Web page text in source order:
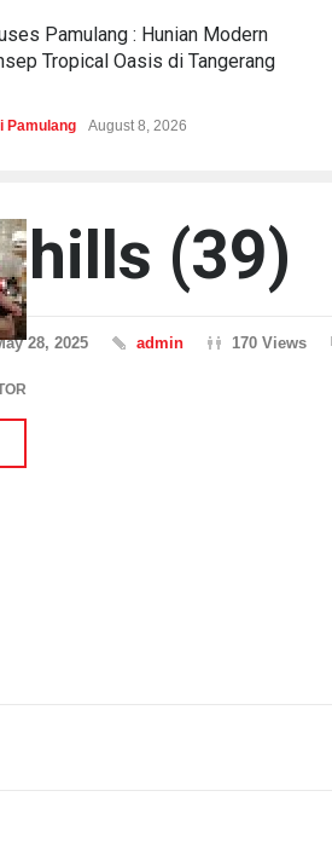
Pamulang : Hunian Modern
Tropical Oasis di Tangerang
Pamulang August 8, 2026
hills (39)
28, 2025 admin 170 Views